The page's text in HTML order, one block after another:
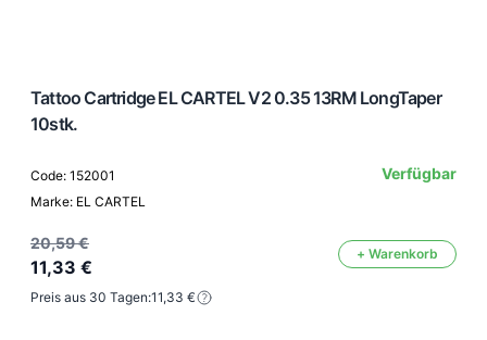
Tattoo Cartridge EL CARTEL V2 0.35 13RM LongTaper
10stk.
Code: 152001
Marke: EL CARTEL
Verfügbar
20,59 €
11,33 €
+ Warenkorb
Preis aus 30 Tagen:11,33 €